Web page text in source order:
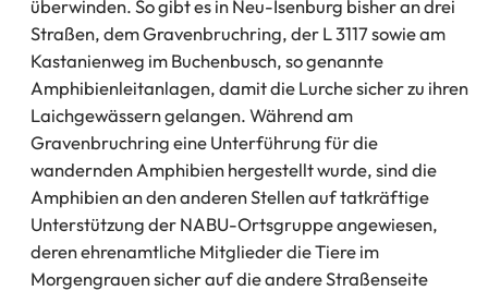
überwinden. So gibt es in Neu-Isenburg bisher an drei
Straßen, dem Gravenbruchring, der L 3117 sowie am
Kastanienweg im Buchenbusch, so genannte
Amphibienleitanlagen, damit die Lurche sicher zu ihren
Laichgewässern gelangen. Während am
Gravenbruchring eine Unterführung für die
wandernden Amphibien hergestellt wurde, sind die
Amphibien an den anderen Stellen auf tatkräftige
Unterstützung der NABU-Ortsgruppe angewiesen,
deren ehrenamtliche Mitglieder die Tiere im
Morgengrauen sicher auf die andere Straßenseite